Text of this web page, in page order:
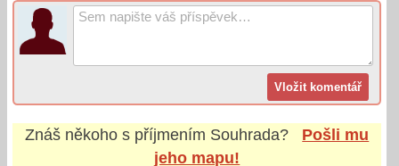
Znáš někoho s příjmením Souhrada?
Pošli mu
jeho mapu!